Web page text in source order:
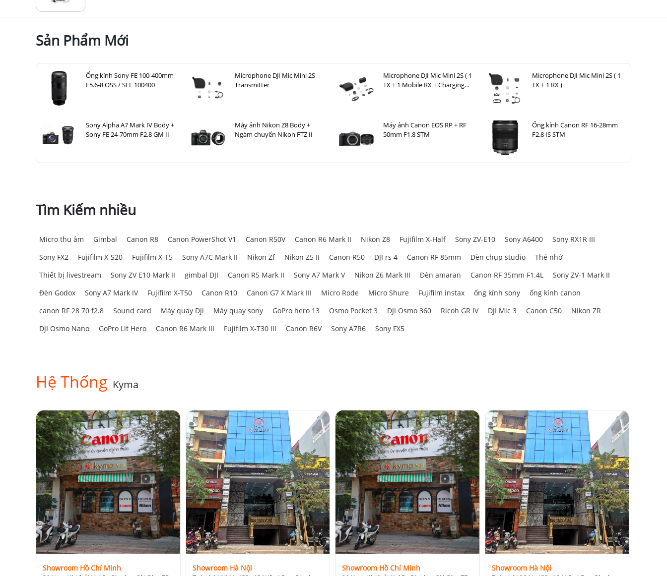
Sản Phẩm Mới
Ống kính Sony FE 100-400mm
F5.6-8 OSS / SEL 100400
Microphone DJI Mic Mini 2S
Transmitter
Microphone DJI Mic Mini 2S ( 1
TX + 1 Mobile RX + Charging
Microphone DJI Mic Mini 2S ( 1
TX + 1 RX )
Sony Alpha A7 Mark IV Body +
Sony FE 24-70mm F2.8 GM II
Máy ảnh Nikon Z8 Body +
Ngàm chuyển Nikon FTZ II
Máy ảnh Canon EOS RP + RF
50mm F1.8 STM
Ống kính Canon RF 16-28mm
F2.8 IS STM
Tìm Kiếm nhiều
Micro thu âm Gimbal Canon R8 Canon PowerShot V1 Canon R50V Canon R6 Mark II Nikon Z8 Fujifilm X-Half Sony ZV-E10 Sony A6400
Sony RX1R III
Sony FX2
Fujifilm X-S20 Fujifilm X-T5 Sony A7C Mark II Nikon Zf Nikon Z5 II Canon R50 DJI rs 4 Canon RF 85mm Đèn chụp studio
Thẻ nhớ
Thiết bị livestream
Sony ZV E10 Mark II gimbal DJI Canon R5 Mark II Sony A7 Mark V Nikon Z6 Mark III Đèn amaran Canon RF 35mm F1.4L
Sony ZV-1 Mark II
Đèn Godox
Sony A7 Mark IV Fujifilm X-T50 Canon R10 Canon G7 X Mark III Micro Rode Micro Shure Fujifilm instax ống kính sony
ống kính canon
canon RF 28 70 f2.8
Sound card Máy quay Dji Máy quay sony GoPro hero 13 Osmo Pocket 3 DJI Osmo 360 Ricoh GR IV DJI Mic 3 Canon C50
Nikon ZR
DJI Osmo Nano
GoPro Lit Hero Canon R6 Mark III Fujifilm X-T30 III Canon R6V Sony A7R6 Sony FX5
Hệ Thống Kyma
Showroom Hồ Chí Minh Showroom Hà Nội Showroom Hồ Chí Minh Showroom Hà Nội